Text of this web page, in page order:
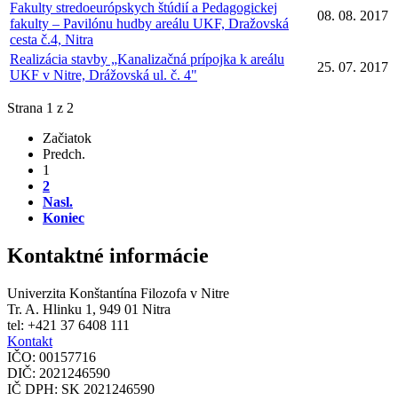
Fakulty stredoeurópskych štúdií a Pedagogickej
fakulty – Pavilónu hudby areálu UKF, Dražovská
cesta č.4, Nitra
08. 08. 2017
Realizácia stavby „Kanalizačná prípojka k areálu
UKF v Nitre, Drážovská ul. č. 4"
25. 07. 2017
Strana 1 z 2
Začiatok
Predch.
1
2
Nasl.
Koniec
Kontaktné informácie
Univerzita Konštantína Filozofa v Nitre
Tr. A. Hlinku 1, 949 01 Nitra
tel: +421 37 6408 111
Kontakt
IČO: 00157716
DIČ: 2021246590
IČ DPH: SK 2021246590